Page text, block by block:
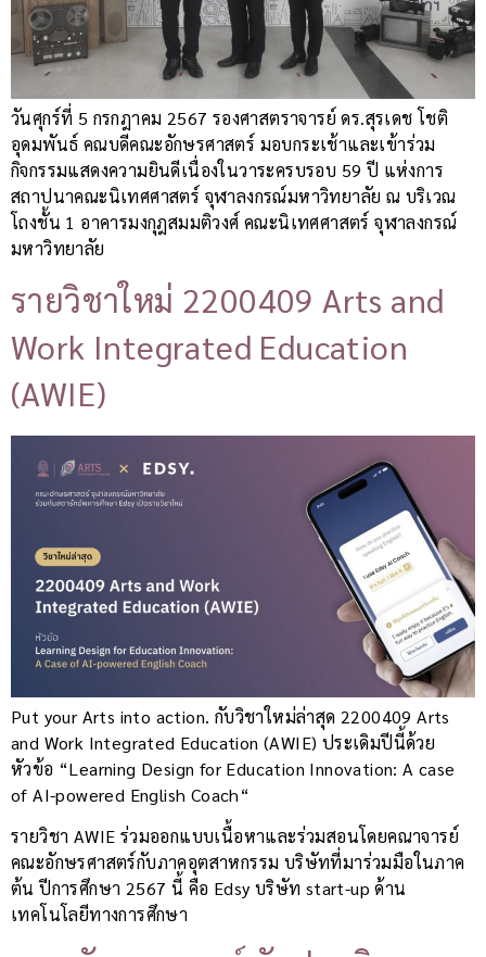
วันศุกร์ที่ 5 กรกฎาคม 2567 รองศาสตราจารย์ ดร.สุรเดช โชติ
อุดมพันธ์ คณบดีคณะอักษรศาสตร์ มอบกระเช้าและเข้าร่วม
กิจกรรมแสดงความยินดีเนื่องในวาระครบรอบ 59 ปี แห่งการ
สถาปนาคณะนิเทศศาสตร์ จุฬาลงกรณ์มหาวิทยาลัย ณ บริเวณ
โถงชั้น 1 อาคารมงกุฎสมมติวงศ์ คณะนิเทศศาสตร์ จุฬาลงกรณ์
มหาวิทยาลัย
รายวิชาใหม่ 2200409 Arts and
Work Integrated Education
(AWIE)
Put your Arts into action. กับวิชาใหม่ล่าสุด 2200409 Arts
and Work Integrated Education (AWIE) ประเดิมปีนี้ด้วย
หัวข้อ “Learning Design for Education Innovation: A case
of AI-powered English Coach“
รายวิชา AWIE ร่วมออกแบบเนื้อหาและร่วมสอนโดยคณาจารย์
คณะอักษรศาสตร์กับภาคอุตสาหกรรม บริษัทที่มาร่วมมือในภาค
ต้น ปีการศึกษา 2567 นี้ คือ Edsy บริษัท start-up ด้าน
เทคโนโลยีทางการศึกษา